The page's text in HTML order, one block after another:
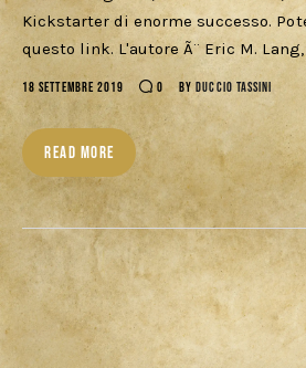
Kickstarter di enorme successo.
questo link. L'autore Ã¨ Eric M.
18 SETTEMBRE 2019 0 BY DUCCIO TASSINI
READ MORE